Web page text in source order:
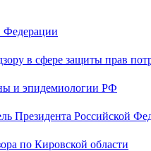
Федерации
в сфере защиты прав
и эпидемиологии РФ
Президента Российской
по Кировской области